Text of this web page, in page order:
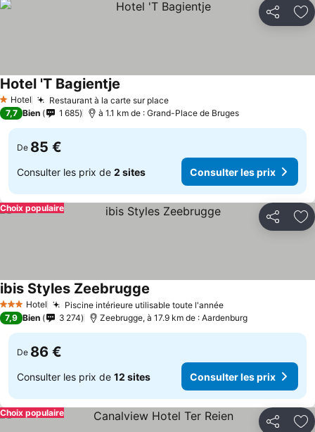
Partager
1 Étoiles
Hotel Restaurant à la carte sur place
Hotel 'T Bagientje
7,7 Bien 1 685 à 1.1 km de : Grand-Place de Bruges
De 85 €
Consulter les prix de 2 sites Consulter les prix
Partager
Choix populaire
3 ÉtoilesHotel Piscine intérieure utilisable toute l'année
ibis Styles Zeebrugge
7,9 Bien 3 274 Zeebrugge, à 17.9 km de : Aardenburg
De 86 €
Consulter les prix de 12 sites Consulter les prix
Partager
Choix populaire